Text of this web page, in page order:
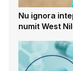
Nu ignora
numit West